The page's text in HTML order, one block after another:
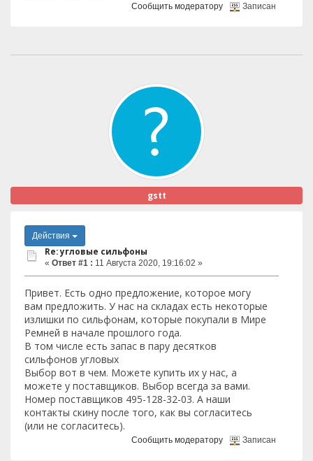
Сообщить модератору Записан
gstt
Действия
Re: угловые сильфоны
« Ответ #1 : 11 Августа 2020, 19:16:02 »
Привет. Есть одно предложение, которое могу
вам предложить. У нас на складах есть некоторые
излишки по сильфонам, которые покупали в Мире
Ремней в начале прошлого года.
В том числе есть запас в пару десятков
сильфонов угловых
Выбор вот в чем. Можете купить их у нас, а
можете у поставщиков. Выбор всегда за вами.
Номер поставщиков 495-128-32-03. А наши
контакты скину после того, как вы согласитесь
(или не согласитесь).
Сообщить модератору Записан